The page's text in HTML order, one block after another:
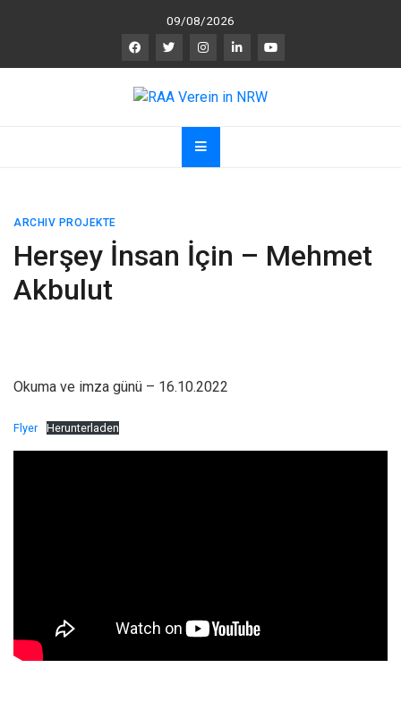
09/08/2026
RAA Verein in NRW
nerkennung und
ARCHIV PROJEKTE
Herşey İnsan İçin – Mehmet
Akbulut
Okuma ve imza günü – 16.10.2022
Flyer Herunterladen